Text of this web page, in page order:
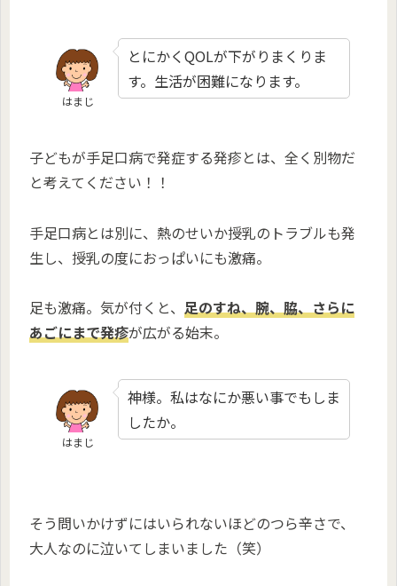
はまじ
とにかくQOLが下がりまくりま
す。生活が困難になります。
子どもが手足口病で発症する発疹とは、全く別物だ
と考えてください！！
手足口病とは別に、熱のせいか授乳のトラブルも発
生し、授乳の度におっぱいにも激痛。
足も激痛。気が付くと、 足のすね、腕、脇、さらに
あごにまで発疹が広がる始末。
はまじ
神様。私はなにか悪い事でもしま
したか。
そう問いかけずにはいられないほどのつら辛さで、
大人なのに泣いてしまいました（笑）